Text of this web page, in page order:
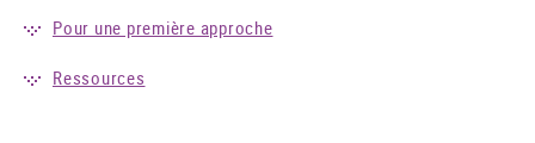
Pour une première approche
Ressources